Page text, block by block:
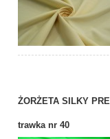
ŻORŻETA SILKY
trawka nr 40